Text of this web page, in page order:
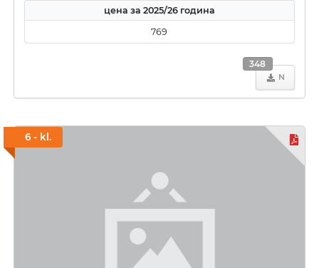
цена за 2025/26 година
769
N
348
6 - kl.